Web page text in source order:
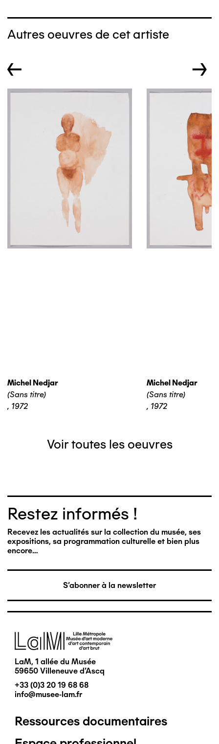
Autres oeuvres de cet artiste
← →
Michel Nedjar
(Sans titre)
, 1972
Michel Nedjar
(Sans titre)
, 1972
Voir toutes les oeuvres
Restez informés !
Recevez les actualités sur la collection du musée, ses
expositions, sa programmation culturelle et bien plus
encore…
S'abonner à la newsletter
Image
LaM, 1 allée du Musée
59650 Villeneuve d'Ascq
+33 (0)3 20 19 68 68
info@musee-lam.fr
Pied
Ressources documentaires